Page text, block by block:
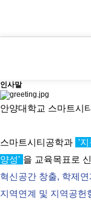
인사말
안양대학교 스마트시
스마트시티공학과 '지
양성' 을 교육목표로
혁신공간 창출, 학제
지역연계 및 지역공헌